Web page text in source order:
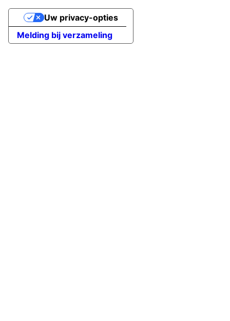
Melding bij verzameling
Uw privacy-opties